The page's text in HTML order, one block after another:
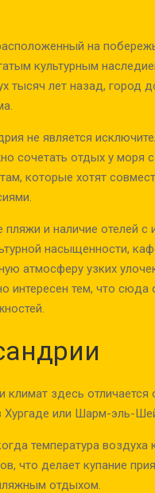
на
культурным
лет назад, город
не является
сочетать отдых у моря
которые хотят
и наличие отелей с
насыщенности,
атмосферу узких
интересен тем, что
здесь отличается
Хургаде или Шарм-эль-
температура
что делает купание
отдыхом.